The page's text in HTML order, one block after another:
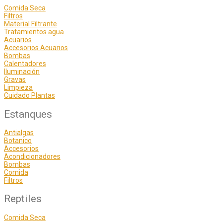
Comida Seca
Filtros
Material Filtrante
Tratamientos agua
Acuarios
Accesorios Acuarios
Bombas
Calentadores
Iluminación
Gravas
Limpieza
Cuidado Plantas
Estanques
Antialgas
Botanico
Accesorios
Acondicionadores
Bombas
Comida
Filtros
Reptiles
Comida Seca